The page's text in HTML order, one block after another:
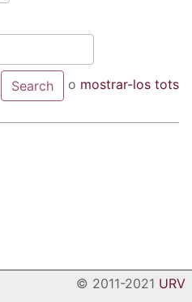
o mostrar-los tots
© 2011-2021 URV